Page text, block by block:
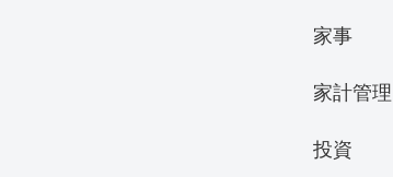
家事
家計管理
投資